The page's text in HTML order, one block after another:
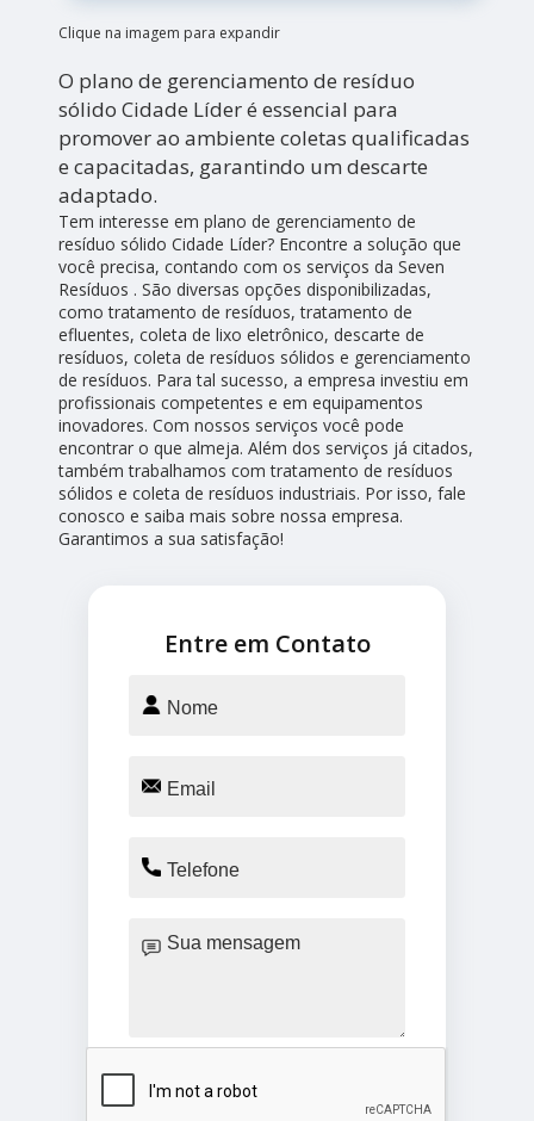
Clique na imagem para expandir
O plano de gerenciamento de resíduo
sólido Cidade Líder é essencial para
promover ao ambiente coletas qualificadas
e capacitadas, garantindo um descarte
adaptado.
Tem interesse em plano de gerenciamento de
resíduo sólido Cidade Líder? Encontre a solução que
você precisa, contando com os serviços da Seven
Resíduos . São diversas opções disponibilizadas,
como tratamento de resíduos, tratamento de
efluentes, coleta de lixo eletrônico, descarte de
resíduos, coleta de resíduos sólidos e gerenciamento
de resíduos. Para tal sucesso, a empresa investiu em
profissionais competentes e em equipamentos
inovadores. Com nossos serviços você pode
encontrar o que almeja. Além dos serviços já citados,
também trabalhamos com tratamento de resíduos
sólidos e coleta de resíduos industriais. Por isso, fale
conosco e saiba mais sobre nossa empresa.
Garantimos a sua satisfação!
Entre em Contato